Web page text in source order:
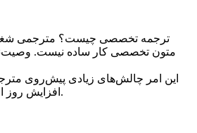
ترجمه تخصصی چیست؟ مترجمی شغل
متون تخصصی کار ساده نیست.
این امر چالش‌های زیادی پیش‌روی
افزایش روز افزون نیاز به ترجمه متون تخصصی و ترجم در ادامه با هم قصد داریم ببینیم ترجمه تخصصی چیست و یک مترجم چه پیش‌نیازهایی برای ترجمه تخصصی باید داشته باشد.